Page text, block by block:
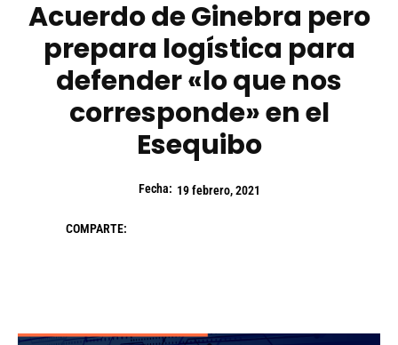
Acuerdo de Ginebra pero
prepara logística para
defender «lo que nos
corresponde» en el
Esequibo
Fecha: 19 febrero, 2021
COMPARTE: